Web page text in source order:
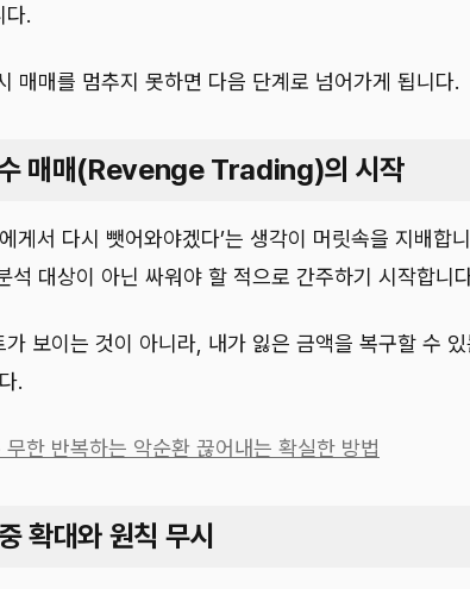
다.
매매를 멈추지 못하면 다음 단계로 넘어가게 됩니다.
매매(Revenge Trading)의 시작
게서 다시 뺏어와야겠다’는 생각이 머릿속을 지배합
석 대상이 아닌 싸워야 할 적으로 간주하기 시작합니
가 보이는 것이 아니라, 내가 잃은 금액을 복구할 수 있
.
한 반복하는 악순환 끊어내는 확실한 방법
확대와 원칙 무시